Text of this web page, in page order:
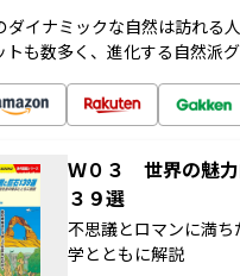
ダイナミックな自然は訪れる
トも数多く、進化する自然派
Ｗ０３ 世界の魅力
３９選
不思議とロマンに満
学とともに解説